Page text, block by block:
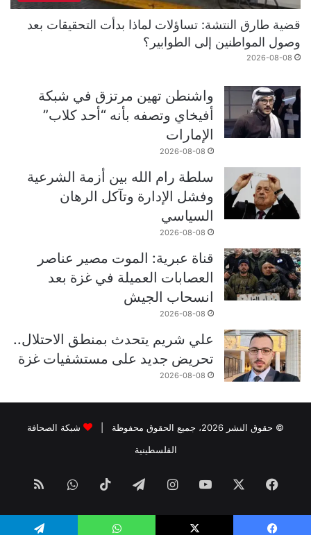
قضية طارق النتشة: تساؤلات لماذا بدأت التحقيقات بعد
وصول المواطنين إلى الطوابير؟
2026-08-08
واشنطن تهين مرتزق في شبكة
أفيخاي وتصفه بأنه “أحد كلاب”
الإمارات
2026-08-08
سلطة رام الله بين أزمة الشرعية
وفشل الإدارة وتآكل الرهان
السياسي
2026-08-08
قناة عبرية: الموت مصير عناصر
العصابات العميلة في غزة بعد
انسحاب الجيش
2026-08-08
علي شريم يتحدث بمنطق الاحتلال..
تحريض جديد على مستشفيات غزة
2026-08-08
© حقوق النشر 2026، جميع الحقوق محفوظة |
شبكة الصحافة
الفلسطينية
فيسبوك ‫YouTubeانستقرامتيلقرام ‫TikTokواتسابملخص
الموقع